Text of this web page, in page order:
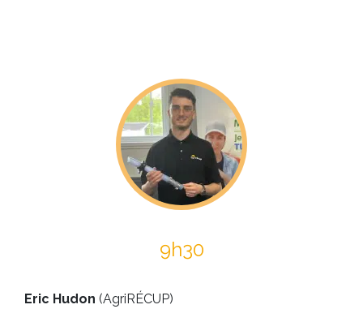
9h30
Eric Hudon (AgriRÉCUP)